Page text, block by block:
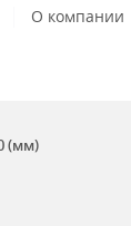
О компании
(мм)